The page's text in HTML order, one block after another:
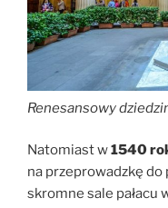
Renesansowy
Natomiast w1540
na przeprowadzkę do
skromne sale pałacu